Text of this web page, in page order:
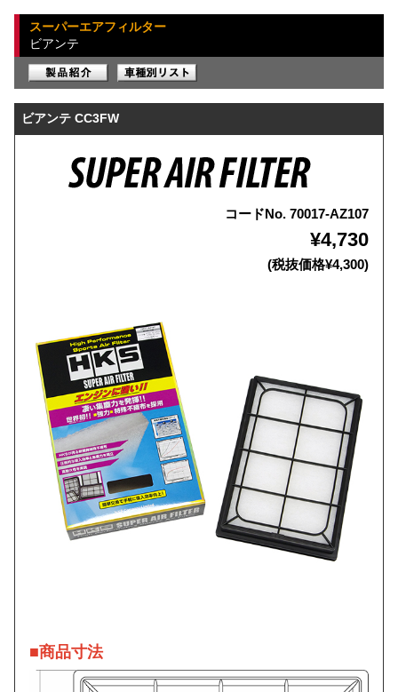
スーパーエアフィルター
ビアンテ
ビアンテ CC3FW
コードNo. 70017-AZ107
¥4,730
(税抜価格¥4,300)
■商品寸法